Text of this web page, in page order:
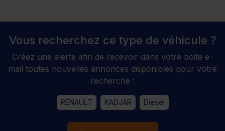
Vous recherchez ce type de véhicule ?
Créez une alerte afin de recevoir dans votre boite e-
mail toutes nouvelles annonces disponibles pour votre
recherche :
RENAULT KADJAR Diesel